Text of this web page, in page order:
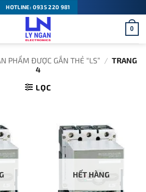
HOTLINE: 0935 220 981
0
PHẨM ĐƯỢC GẮN THẺ “LS” / TRANG
4
LỌC
HẾT HÀNG